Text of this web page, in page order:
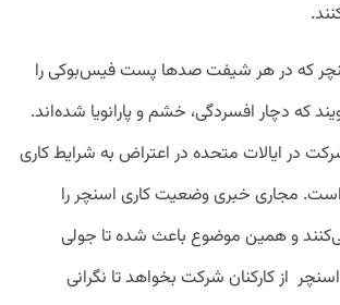
که در هر شیفت صدها پست فیس‌بوکی را
که دچار افسردگی، خشم و پارانویا شده‌اند.
در ایالات متحده در اعتراض به شرایط کاری
است. مجاری خبری وضعیت کاری اسنچر را
و همین موضوع باعث شده تا جولی
از کارکنان شرکت بخواهد تا نگرانی